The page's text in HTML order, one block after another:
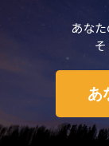
あな
あ